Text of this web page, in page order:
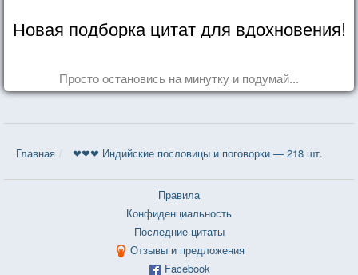
Новая подборка цитат для вдохновения!
Просто остановись на минутку и подумай...
Главная ❤❤❤ Индийские пословицы и поговорки — 218 шт.
Правила
Конфиденциальность
Последние цитаты
Отзывы и предложения
Facebook